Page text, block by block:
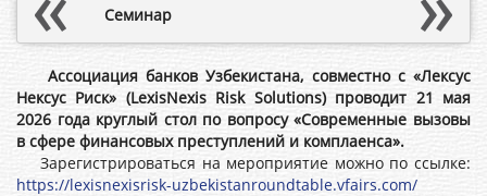
Семинар
Ассоциация банков Узбекистана, совместно с «Лексус
Нексус Риск» (LexisNexis Risk Solutions) проводит 21 мая
2026 года круглый стол по вопросу «Современные вызовы
в сфере финансовых преступлений и комплаенса».
Зарегистрироваться на мероприятие можно по ссылке:
https://lexisnexisrisk-uzbekistanroundtable.vfairs.com/